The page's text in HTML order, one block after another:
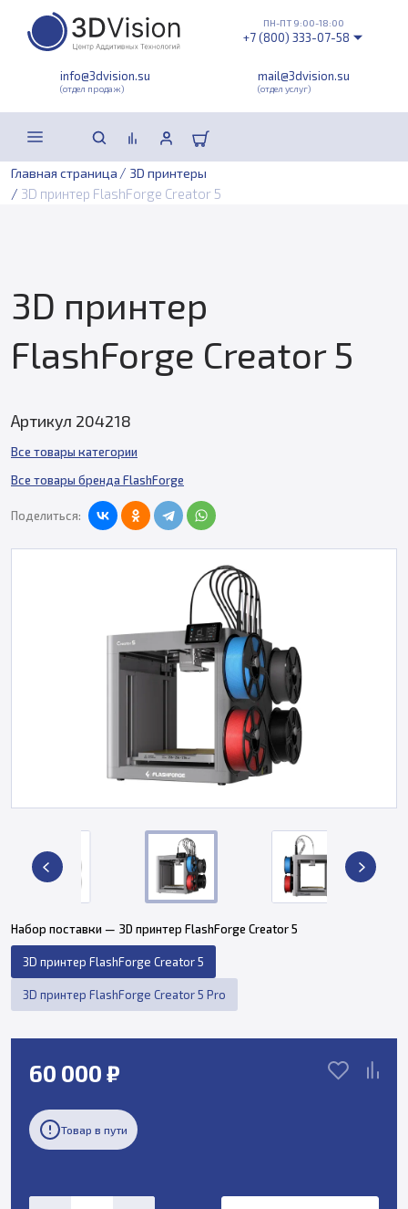
info@3dvision.su
(отдел продаж)
mail@3dvision.su
(отдел услуг)
ПН-ПТ 9:00-18:00
+7 (800) 333-07-58
Главная страница / 3D принтеры
/ 3D принтер FlashForge Creator 5
3D принтер
FlashForge Creator 5
Артикул 204218
Все товары категории
Все товары бренда FlashForge
Поделиться:
Набор поставки — 3D принтер FlashForge Creator 5
3D принтер FlashForge Creator 5
3D принтер FlashForge Creator 5 Pro
60 000 ₽
Товар в пути